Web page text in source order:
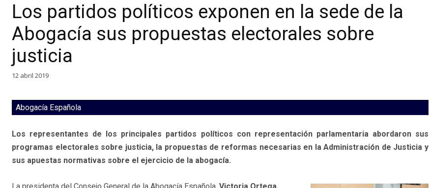
Los partidos políticos exponen en la sede de la
Abogacía sus propuestas electorales sobre
justicia
12 abril 2019
Abogacía Española
Los representantes de los principales partidos políticos con representación parlamentaria abordaron sus
programas electorales sobre justicia, la propuestas de reformas necesarias en la Administración de Justicia y
sus apuestas normativas sobre el ejercicio de la abogacía.